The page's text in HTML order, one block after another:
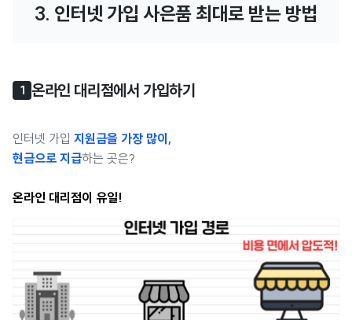
3. 인터넷 가입 사은품 최대로 받는 방법
1 온라인 대리점에서 가입하기
인터넷 가입 지원금을 가장 많이,
현금으로 지급하는 곳은?
온라인 대리점이 유일!